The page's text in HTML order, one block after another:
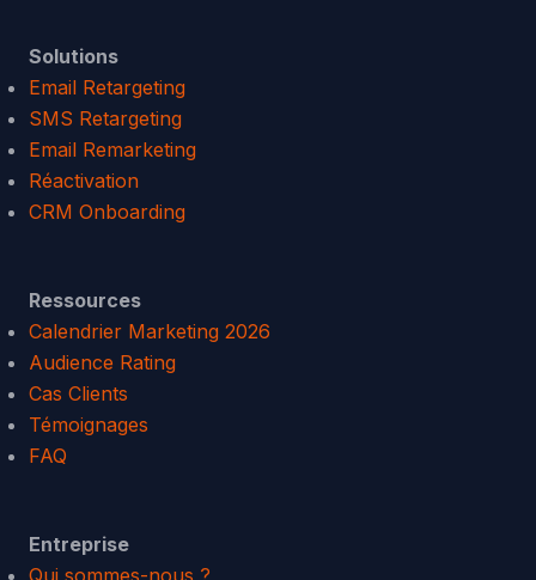
Solutions
Email Retargeting
SMS Retargeting
Email Remarketing
Réactivation
CRM Onboarding
Ressources
Calendrier Marketing 2026
Audience Rating
Cas Clients
Témoignages
FAQ
Entreprise
Qui sommes-nous ?